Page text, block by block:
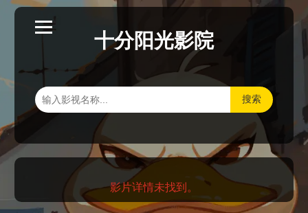
十分阳光影院
搜索
影片详情未找到。